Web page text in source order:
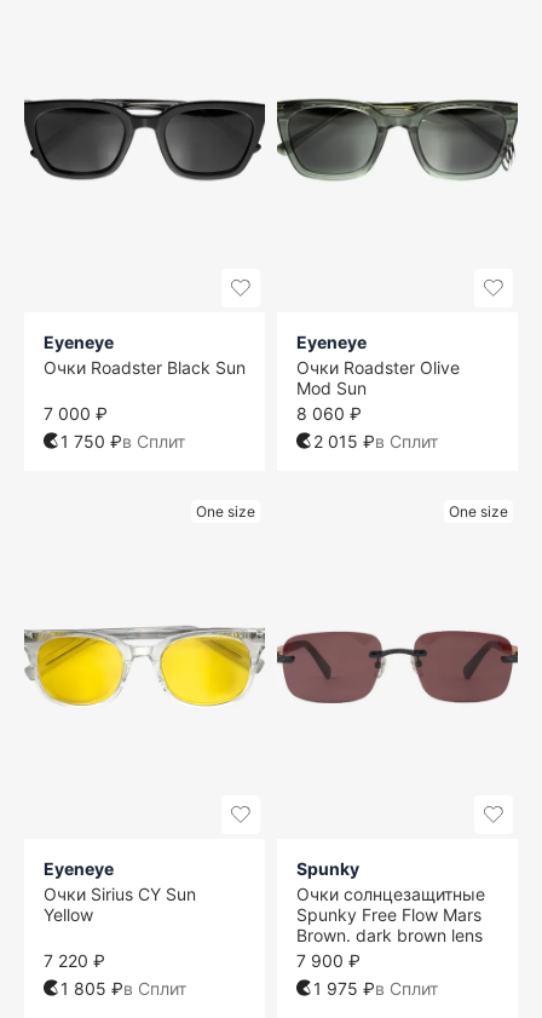
Eyeneye
Очки Roadster Black Sun
7 000 ₽
1 750 ₽в Сплит
Eyeneye
Очки Roadster Olive
Mod Sun
8 060 ₽
2 015 ₽в Сплит
One size
Eyeneye
Очки Sirius CY Sun
Yellow
7 220 ₽
1 805 ₽в Сплит
One size
Spunky
Очки солнцезащитные
Spunky Free Flow Mars
Brown. dark brown lens
7 900 ₽
1 975 ₽в Сплит